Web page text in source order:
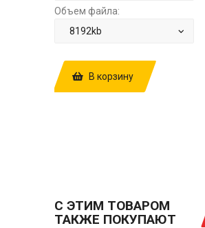
Объем файла:
В корзину
С ЭТИМ ТОВАРОМ
ТАКЖЕ ПОКУПАЮТ